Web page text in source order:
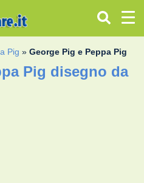
Pig »George Pig e Peppa Pig
Pig disegno da